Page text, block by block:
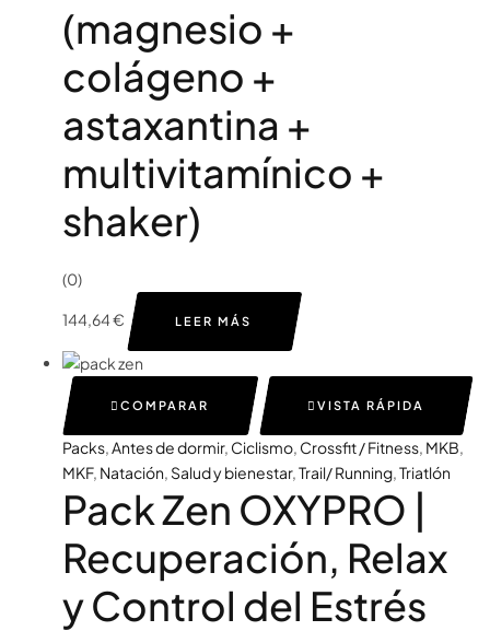
(magnesio +
colágeno +
astaxantina +
multivitamínico +
shaker)
(0)
144,64€ LEER MÁS
COMPARAR VISTA RÁPIDA
Packs Antes de dormir, Ciclismo Crossfit / Fitness MKB
MKF, Natación Salud y bienestar, Trail/ Running Triatlón
Pack Zen OXYPRO |
Recuperación, Relax
y Control del Estrés